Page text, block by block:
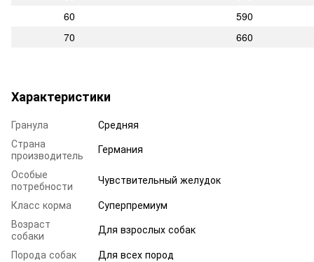
60
590
70
660
Характеристики
Гранула
Средняя
Страна
производитель
Германия
Особые
потребности
Чувствительный желудок
Класс корма
Суперпремиум
Возраст
собаки
Для взрослых собак
Порода собак
Для всех пород